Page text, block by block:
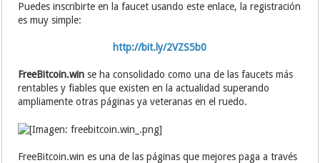
Puedes inscribirte en la faucet usando este enlace, la registración
es muy simple:
http://bit.ly/2VZS5b0
FreeBitcoin.winse ha consolidado como una de las faucets más
rentables y fiables que existen en la actualidad superando
ampliamente otras páginas ya veteranas en el ruedo.
FreeBitcoin.win es una de las páginas que mejores paga a través